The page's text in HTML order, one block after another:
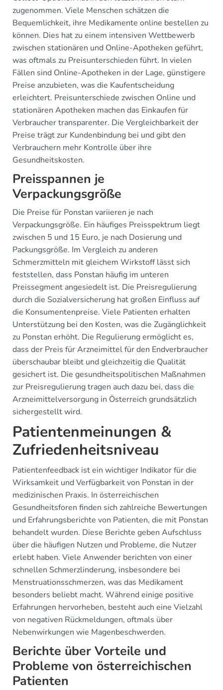
zugenommen. Viele Menschen schätzen die
Bequemlichkeit, ihre Medikamente online bestellen zu
können. Dies hat zu einem intensiven Wettbewerb
zwischen stationären und Online-Apotheken geführt,
was oftmals zu Preisunterschieden führt. In vielen
Fällen sind Online-Apotheken in der Lage, günstigere
Preise anzubieten, was die Kaufentscheidung
erleichtert. Preisunterschiede zwischen Online und
stationären Apotheken machen das Einkaufen für
Verbraucher transparenter. Die Vergleichbarkeit der
Preise trägt zur Kundenbindung bei und gibt den
Verbrauchern mehr Kontrolle über ihre
Gesundheitskosten.
Preisspannen je
Verpackungsgröße
Die Preise für Ponstan variieren je nach
Verpackungsgröße. Ein häufiges Preisspektrum liegt
zwischen 5 und 15 Euro, je nach Dosierung und
Packungsgröße. Im Vergleich zu anderen
Schmerzmitteln mit gleichem Wirkstoff lässt sich
feststellen, dass Ponstan häufig im unteren
Preissegment angesiedelt ist. Die Preisregulierung
durch die Sozialversicherung hat großen Einfluss auf
die Konsumentenpreise. Viele Patienten erhalten
Unterstützung bei den Kosten, was die Zugänglichkeit
zu Ponstan erhöht. Die Regulierung ermöglicht es,
dass der Preis für Arzneimittel für den Endverbraucher
überschaubar bleibt und gleichzeitig die Qualität
gesichert ist. Die gesundheitspolitischen Maßnahmen
zur Preisregulierung tragen auch dazu bei, dass die
Arzneimittelversorgung in Österreich grundsätzlich
sichergestellt wird.
Patientenmeinungen &
Zufriedenheitsniveau
Patientenfeedback ist ein wichtiger Indikator für die
Wirksamkeit und Verfügbarkeit von Ponstan in der
medizinischen Praxis. In österreichischen
Gesundheitsforen finden sich zahlreiche Bewertungen
und Erfahrungsberichte von Patienten, die mit Ponstan
behandelt wurden. Diese Berichte geben Aufschluss
über die häufigen Nutzen und Probleme, die Nutzer
erlebt haben. Viele Anwender berichten von einer
schnellen Schmerzlinderung, insbesondere bei
Menstruationsschmerzen, was das Medikament
besonders beliebt macht. Während einige positive
Erfahrungen hervorheben, besteht auch eine Vielzahl
von negativen Rückmeldungen, oftmals über
Nebenwirkungen wie Magenbeschwerden.
Berichte über Vorteile und
Probleme von österreichischen
Patienten